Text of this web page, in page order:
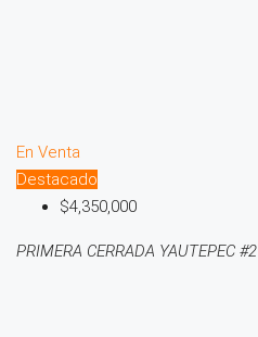
En Venta
Destacado
$4,350,000
PRIMERA CERRADA YAUTEPEC #2